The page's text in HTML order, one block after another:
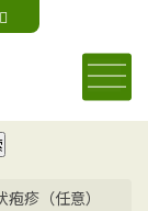
大
Language
疱疹（任意）